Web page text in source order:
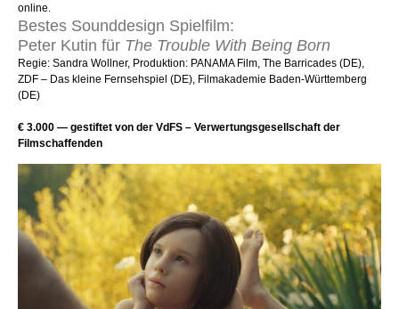
online.
Bestes Sounddesign Spielfilm:
Peter Kutin für The Trouble With Being Born
Regie: Sandra Wollner, Produktion: PANAMA Film, The Barricades (DE),
ZDF – Das kleine Fernsehspiel (DE), Filmakademie Baden-Württemberg
(DE)
€ 3.000 — gestiftet von der VdFS – Verwertungsgesellschaft der
Filmschaffenden